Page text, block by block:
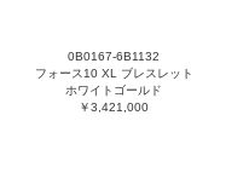
0B0167-6B1132
フォース10 XL ブレスレット
ホワイトゴールド
￥3,421,000